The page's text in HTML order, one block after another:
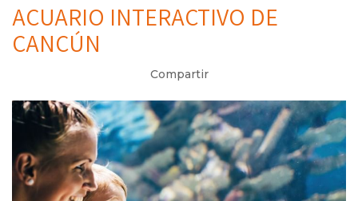
ACUARIO INTERACTIVO DE
CANCÚN
Compartir